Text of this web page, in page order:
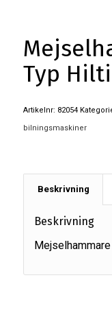
Typ
Artikelnr: 82054
bilningsmaskiner
Beskrivning
Beskrivning